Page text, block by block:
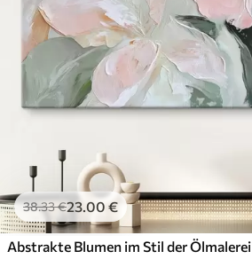
38.33€23.00 €
Abstrakte Blumen im Stil der Ölmalerei